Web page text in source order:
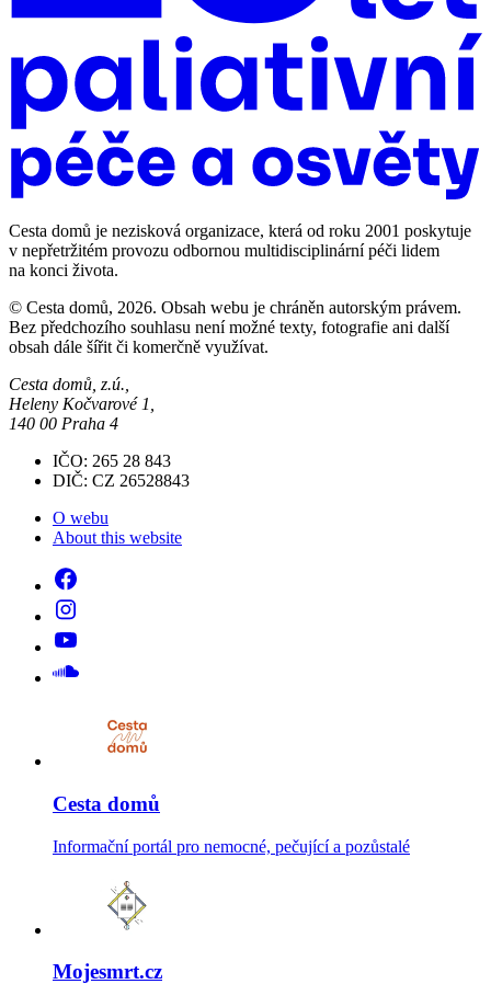
Cesta domů je nezisková organizace, která od roku 2001 poskytuje
v nepřetržitém provozu odbornou multidisciplinární péči lidem
na konci života.
© Cesta domů, 2026. Obsah webu je chráněn autorským právem.
Bez předchozího souhlasu není možné texty, fotografie ani další
obsah dále šířit či komerčně využívat.
Cesta domů, z.ú.,
Heleny Kočvarové 1,
140 00 Praha 4
IČO: 265 28 843
DIČ: CZ 26528843
O webu
About this website
Cesta domů
Informační portál pro nemocné, pečující a pozůstalé
Mojesmrt.cz